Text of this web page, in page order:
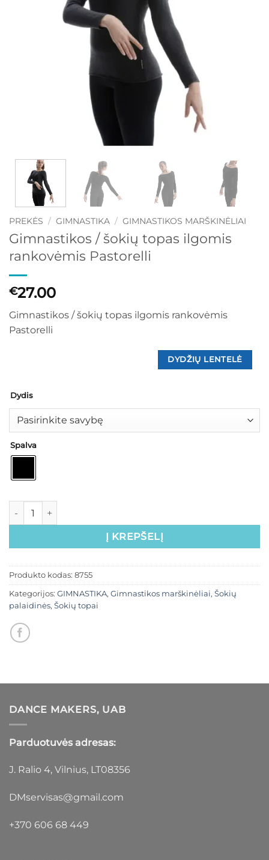
PREKĖS / GIMNASTIKA / GIMNASTIKOS MARŠKINĖLIAI
Gimnastikos / šokių topas ilgomis
rankovėmis Pastorelli
€27.00
Gimnastikos / šokių topas ilgomis rankovėmis
Pastorelli
DYDŽIŲ LENTELĖ
Dydis
Spalva
Į KREPŠELĮ
Produkto kodas: 8755
Kategorijos: GIMNASTIKA, Gimnastikos marškinėliai, Šokių
palaidinės, Šokių topai
DANCE MAKERS, UAB
Parduotuvės adresas:
J. Ralio 4, Vilnius, LT08356
DMservisas@gmail.com
+370 606 68 449